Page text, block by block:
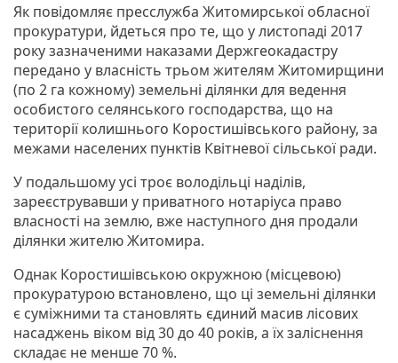
Як повідомляє пресслужба Житомирської обласної
прокуратури, йдеться про те, що у листопаді 2017
року зазначеними наказами Держгеокадастру
передано у власність трьом жителям Житомирщини
(по 2 га кожному) земельні ділянки для ведення
особистого селянського господарства, що на
території колишнього Коростишівського району, за
межами населених пунктів Квітневої сільської ради.
У подальшому усі троє володільці наділів,
зареєструвавши у приватного нотаріуса право
власності на землю, вже наступного дня продали
ділянки жителю Житомира.
Однак Коростишівською окружною (місцевою)
прокуратурою встановлено, що ці земельні ділянки
є суміжними та становлять єдиний масив лісових
насаджень віком від 30 до 40 років, а їх заліснення
складає не менше 70 %.